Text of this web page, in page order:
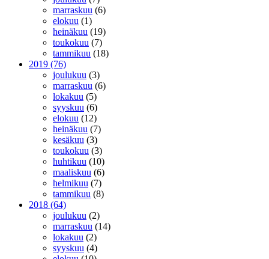
marraskuu (6)
elokuu (1)
heinäkuu (19)
toukokuu (7)
tammikuu (18)
2019 (76)
joulukuu (3)
marraskuu (6)
lokakuu (5)
syyskuu (6)
elokuu (12)
heinäkuu (7)
kesäkuu (3)
toukokuu (3)
huhtikuu (10)
maaliskuu (6)
helmikuu (7)
tammikuu (8)
2018 (64)
joulukuu (2)
marraskuu (14)
lokakuu (2)
syyskuu (4)